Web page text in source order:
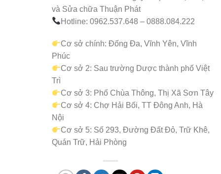
và Sửa chữa Thuận Phát
Hotline: 0962.537.648 – 0888.084.222
Cơ sở chính: Đống Đa, Vĩnh Yên, Vĩnh
Phúc
Cơ sở 2: Sau trường Dược thành phố Việt
Trì
Cơ sở 3: Phố Chùa Thông, Thị Xã Sơn Tây
Cơ sở 4: Chợ Hải Bối, TT Đông Anh, Hà
Nội
Cơ sở 5: Số 293, Đường Đất Đỏ, Trữ Khê,
Quán Trữ, Hải Phòng